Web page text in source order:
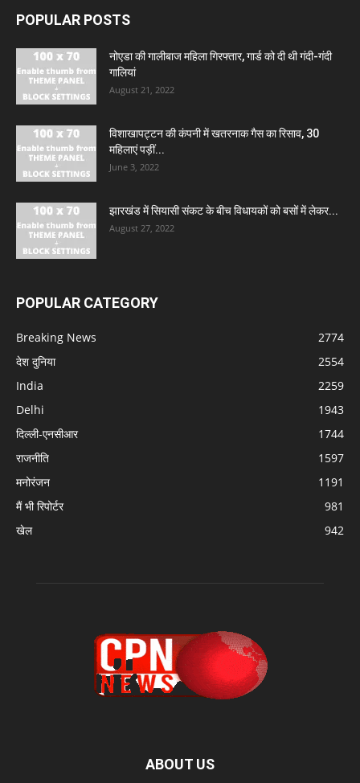
POPULAR POSTS
नोएडा की गालीबाज महिला गिरफ्तार, गार्ड को दी थी गंदी-गंदी
गालियां
August 21, 2022
विशाखापट्टन की कंपनी में खतरनाक गैस का रिसाव, 30
महिलाएं पड़ीं...
June 3, 2022
झारखंड में सियासी संकट के बीच विधायकों को बसों में लेकर...
August 27, 2022
POPULAR CATEGORY
Breaking News
2774
देश दुनिया
2554
India
2259
Delhi
1943
दिल्ली-एनसीआर
1744
राजनीति
1597
मनोरंजन
1191
मैं भी रिपोर्टर
981
खेल
942
ABOUT US